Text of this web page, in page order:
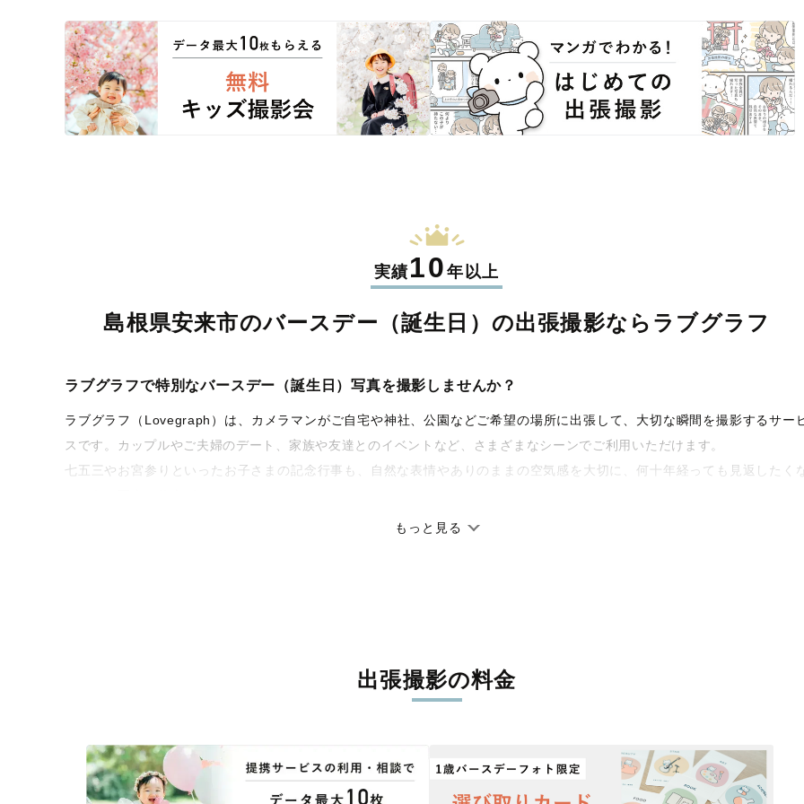
実績10年以上
島根県安来市のバースデー（誕生日）の出張撮影なら ラブグラフ
ラブグラフで特別なバースデー（誕生日）写真を撮影しませんか？
ラブグラフ（Lovegraph）は、カメラマンがご自宅や神社、公園などご希望の場所に出張して、大切な瞬間を撮影するサー
スです。カップルやご夫婦のデート、家族や友達とのイベントなど、さまざまなシーンでご利用いただけます。
七五三やお宮参りといったお子さまの記念行事も、自然な表情やありのままの空気感を大切に、何十年経っても見返したく
撮影後は、独自の編集技術で写真の明るさや色合いを丁寧に調整。自然な雰囲気を残しつつも、おしゃれで洗練された仕上が
もっと見る
出張撮影の料金